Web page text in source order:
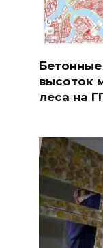
высоток
леса на